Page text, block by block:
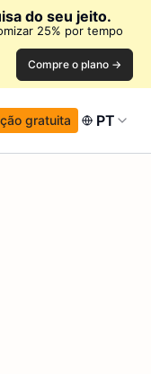
do seu jeito.
25% por tempo
Compre o plano →
gratuita PT